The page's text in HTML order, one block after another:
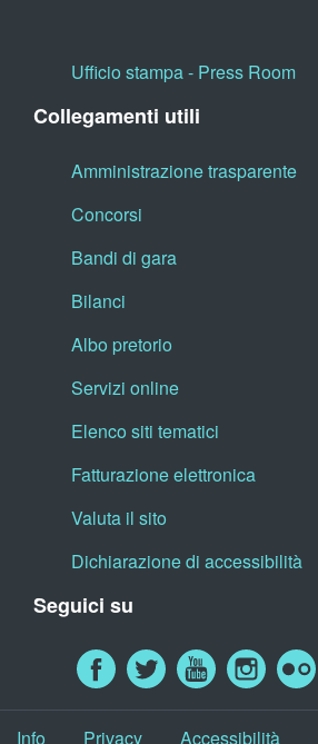
Ufficio stampa - Press Room
Collegamenti utili
Amministrazione trasparente
Concorsi
Bandi di gara
Bilanci
Albo pretorio
Servizi online
Elenco siti tematici
Fatturazione elettronica
Valuta il sito
Dichiarazione di accessibilità
Seguici su
Info Privacy Accessibilità